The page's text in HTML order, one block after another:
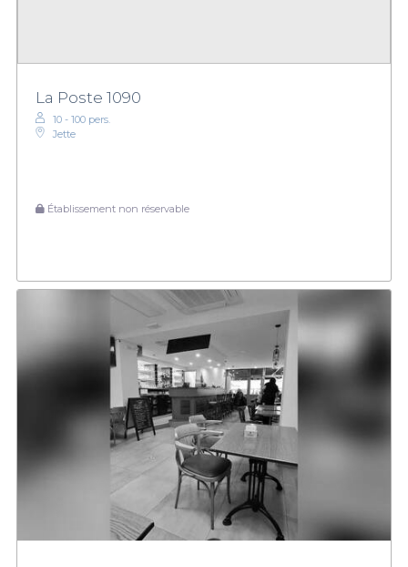
La Poste 1090
10 - 100 pers.
Jette
Établissement non réservable